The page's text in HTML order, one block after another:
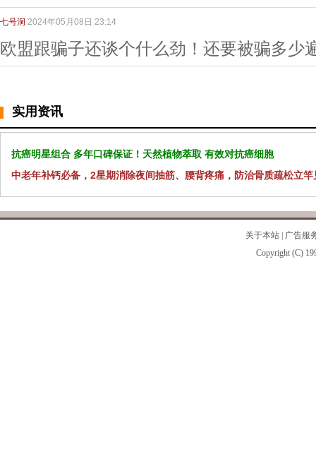
七号洞 2024年05月08日 23:14
欧盟跟骗子还谈个什么劲！还要被骗多少
实用资讯
抗癌明星组合 多年口碑保证！天然植物萃取 有效对抗癌细胞
中老年补钙必备，2星期消除夜间抽筋、腰背疼痛，防治骨质疏松立竿
关于本站
广告服
Copyright (C)